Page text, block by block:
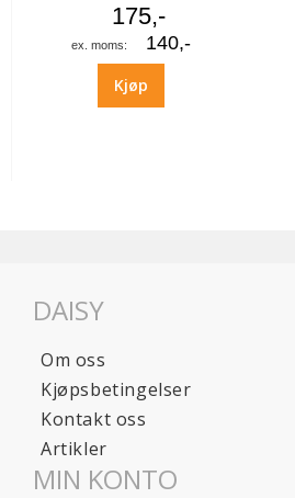
175,-
140,-
Kjøp
DAISY
Om oss
Kjøpsbetingelser
Kontakt oss
Artikler
MIN KONTO